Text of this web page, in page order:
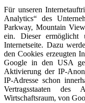
Für unseren
Analytics“ des
Parkway, Mountain
ein. Dieser ermöglicht
Internetseite. Dazu
den Cookies erzeugten
Google in den USA
Aktivierung der IP-
IP-Adresse schon
Vertragsstaaten des
Wirtschaftsraum, von